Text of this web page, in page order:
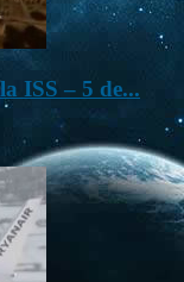
ISS – 5 de...